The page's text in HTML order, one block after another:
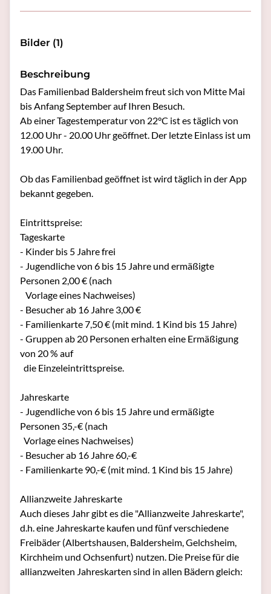
Bilder (1)
Beschreibung
Das Familienbad Baldersheim freut sich von Mitte Mai
bis Anfang September auf Ihren Besuch.
Ab einer Tagestemperatur von 22°C ist es täglich von
12.00 Uhr - 20.00 Uhr geöffnet. Der letzte Einlass ist um
19.00 Uhr.
Ob das Familienbad geöffnet ist wird täglich in der App
bekannt gegeben.
Eintrittspreise:
Tageskarte
- Kinder bis 5 Jahre frei
- Jugendliche von 6 bis 15 Jahre und ermäßigte
Personen 2,00 € (nach
- Besucher ab 16 Jahre 3,00 €
- Familienkarte 7,50 € (mit mind. 1 Kind bis 15 Jahre)
- Gruppen ab 20 Personen erhalten eine Ermäßigung
von 20 % auf
Jahreskarte
- Jugendliche von 6 bis 15 Jahre und ermäßigte
Personen 35,-€ (nach
- Besucher ab 16 Jahre 60,-€
- Familienkarte 90,-€ (mit mind. 1 Kind bis 15 Jahre)
Allianzweite Jahreskarte
Auch dieses Jahr gibt es die "Allianzweite Jahreskarte",
d.h. eine Jahreskarte kaufen und fünf verschiedene
Freibäder (Albertshausen, Baldersheim, Gelchsheim,
Kirchheim und Ochsenfurt) nutzen. Die Preise für die
allianzweiten Jahreskarten sind in allen Bädern gleich: